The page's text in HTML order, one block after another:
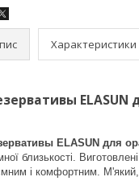
Характеристики
ELASUN
ELASUN для
близькості.
і комфортним. М'який,